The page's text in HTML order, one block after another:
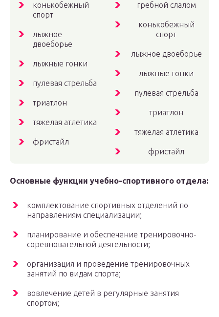
конькобежный
спорт
лыжное
двоеборье
лыжные гонки
пулевая стрельба
триатлон
тяжелая атлетика
фристайл
гребной слалом
конькобежный
спорт
лыжное двоеборье
лыжные гонки
пулевая стрельба
триатлон
тяжелая атлетика
фристайл
Основные функции учебно-спортивного отдела:
комплектование спортивных отделений по
направлениям специализации;
планирование и обеспечение тренировочно-
соревновательной деятельности;
организация и проведение тренировочных
занятий по видам спорта;
вовлечение детей в регулярные занятия
спортом;